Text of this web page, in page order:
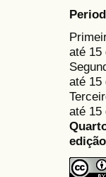
até 15
até 15
até 15